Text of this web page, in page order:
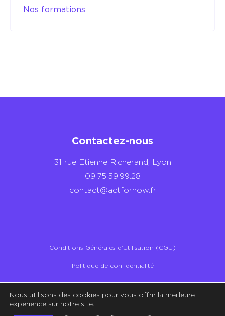
Nos formations
Contactez-nous
31 rue Etienne Richerand, Lyon
09.75.59.99.28
contact@actfornow.fr
Conditions Générales d’Utilisation (CGU)
Politique de confidentialité
Charte RSE Partenaires
Illustrations – Crédit Storyset
Nous utilisons des cookies pour vous offrir la meilleure
expérience sur notre site.